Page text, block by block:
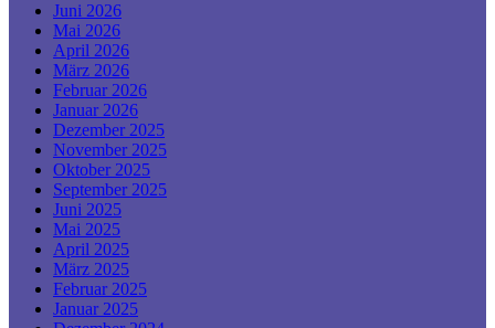
Juni 2026
Mai 2026
April 2026
März 2026
Februar 2026
Januar 2026
Dezember 2025
November 2025
Oktober 2025
September 2025
Juni 2025
Mai 2025
April 2025
März 2025
Februar 2025
Januar 2025